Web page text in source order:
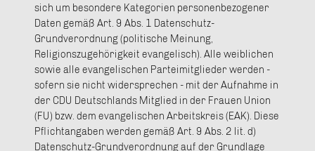
sich um besondere Kategorien personenbezogener
Daten gemäß Art. 9 Abs. 1 Datenschutz-
Grundverordnung (politische Meinung,
Religionszugehörigkeit evangelisch). Alle weiblichen
sowie alle evangelischen Parteimitglieder werden -
sofern sie nicht widersprechen - mit der Aufnahme in
der CDU Deutschlands Mitglied in der Frauen Union
(FU) bzw. dem evangelischen Arbeitskreis (EAK). Diese
Pflichtangaben werden gemäß Art. 9 Abs. 2 lit. d)
Datenschutz-Grundverordnung auf der Grundlage